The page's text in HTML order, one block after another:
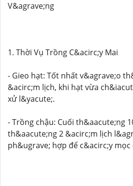
V&agrave;ng
1. Thời Vụ Trồng C&acirc;y Mai
- Gieo hạt: Tốt nhất v&agrave;o
&acirc;m lịch, khi hạt vừa
xử l&yacute;.
- Trồng chậu: Cuối th&aacute;ng
th&aacute;ng 2 &acirc;m lịch
ph&ugrave; hợp để c&acirc;y mọc